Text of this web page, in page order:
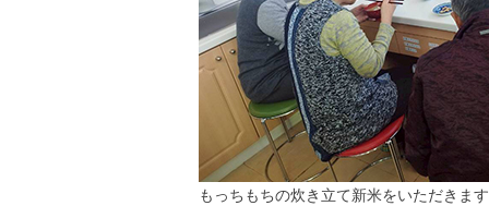
もっちもちの炊き立て新米をいただきま